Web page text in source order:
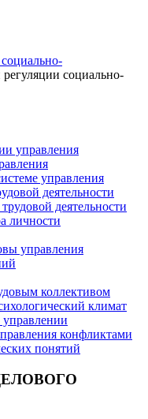
социально-
управления
управления
деятельности
деятельности
личности
управления
коллективом
климат
конфликтами
понятий